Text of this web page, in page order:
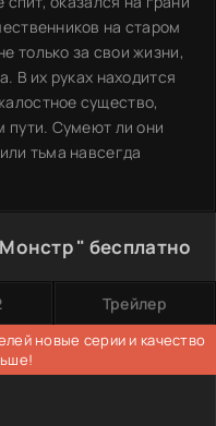
на старом
только за свои жизни,
В их руках находится
существо,
пути. Сумеют ли они
тьма навсегда
" бесплатно
Трейлер
новые серии и качество